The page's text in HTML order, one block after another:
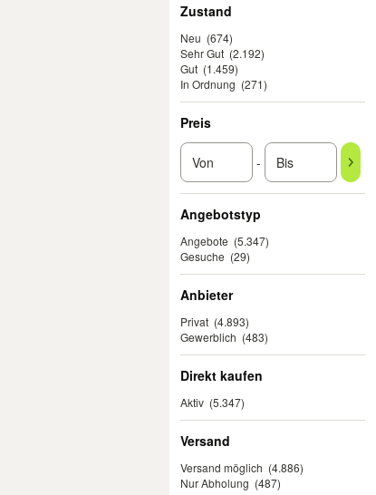
Zustand
Neu (674)
Sehr Gut (2.192)
Gut (1.459)
In Ordnung (271)
Preis
-
Angebotstyp
Angebote (5.347)
Gesuche (29)
Anbieter
Privat (4.893)
Gewerblich (483)
Direkt kaufen
Aktiv (5.347)
Versand
Versand möglich (4.886)
Nur Abholung (487)